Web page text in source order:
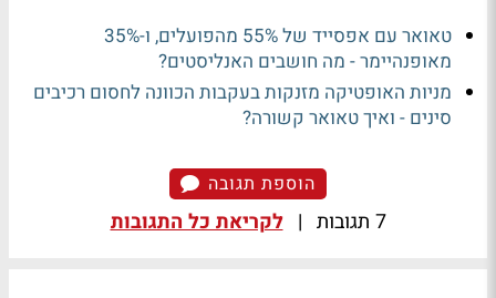
טאואר עם אפסייד של 55% מהפועלים, ו-35%
מאופנהיימר - מה חושבים האנליסטים?
מניות האופטיקה מזנקות בעקבות הכוונה לחסום רכיבים
סינים - ואיך טאואר קשורה?
הוספת תגובה
7 תגובות | לקריאת כל התגובות